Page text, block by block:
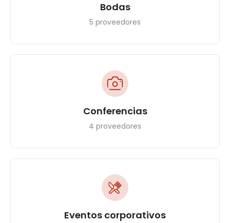
Bodas
5 proveedores
Conferencias
4 proveedores
Eventos corporativos